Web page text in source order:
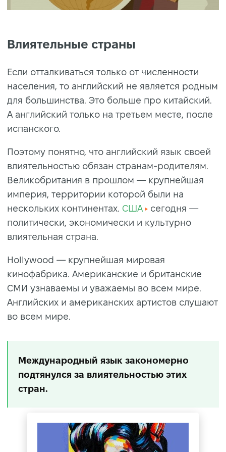
Влиятельные страны
Если отталкиваться только от численности
населения, то английский не является родным
для большинства. Это больше про китайский.
А английский только на третьем месте, после
испанского.
Поэтому понятно, что английский язык своей
влиятельностью обязан странам-родителям.
Великобритания в прошлом — крупнейшая
империя, территории которой были на
нескольких континентах. США
сегодня —
политически, экономически и культурно
влиятельная страна.
Hollywood — крупнейшая мировая
кинофабрика. Американские и британские
СМИ узнаваемы и уважаемы во всем мире.
Английских и американских артистов слушают
во всем мире.
Международный язык закономерно
подтянулся за влиятельностью этих
стран.